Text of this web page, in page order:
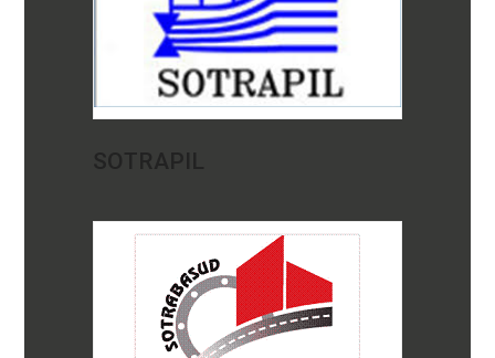
SOTRAPIL